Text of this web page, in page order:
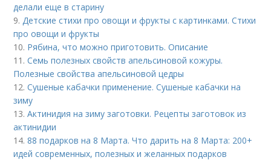
делали еще в старину
9.Детские стихи про овощи и фрукты с картинками. Стихи
про овощи и фрукты
10. Рябина, что можно приготовить. Описание
11.Семь полезных свойств апельсиновой кожуры.
Полезные свойства апельсиновой цедры
12.Сушеные кабачки применение. Сушеные кабачки на
зиму
13.Актинидия на зиму заготовки. Рецепты заготовок из
актинидии
14.88 подарков на 8 Марта. Что дарить на 8 Марта: 200+
идей современных, полезных и желанных подарков